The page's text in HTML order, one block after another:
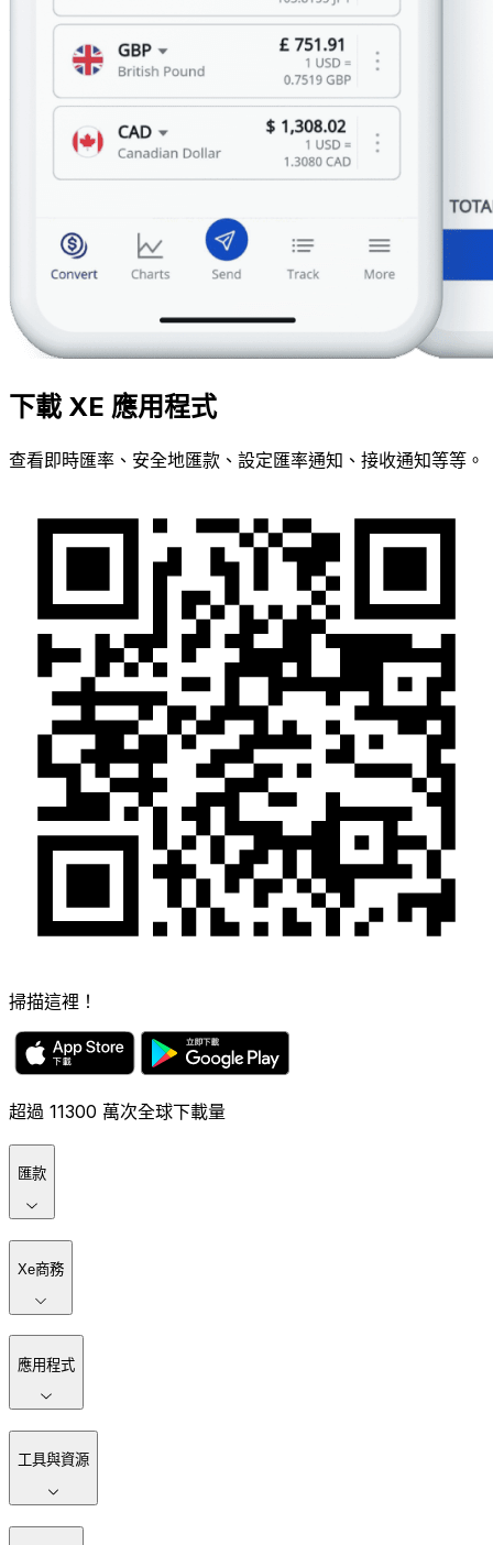
下載 XE 應用程式
查看即時匯率、安全地匯款、設定匯率通知、接收通知等等。
掃描這裡！
超過 11300 萬次全球下載量
匯款
Xe商務
應用程式
工具與資源